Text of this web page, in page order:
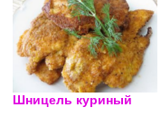
Шницель куриный